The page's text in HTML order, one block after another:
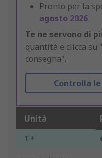
Pronto per la
agosto 2026
Te ne servono di
quantità e clicca su
consegna".
Controlla
Unità
1 +